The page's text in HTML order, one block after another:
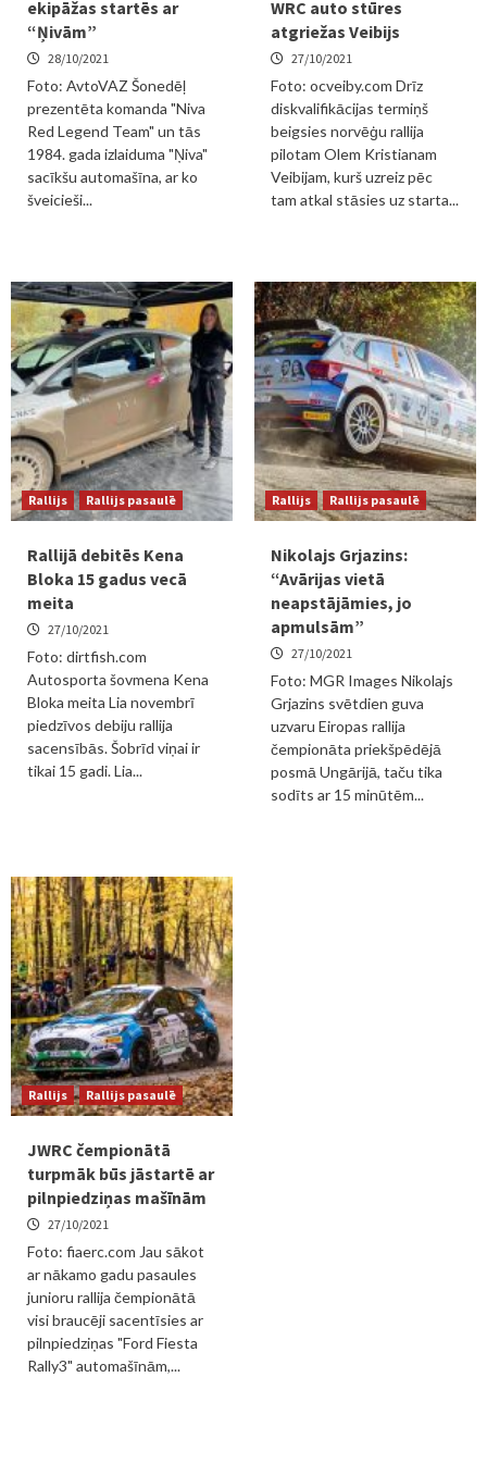
ekipāžas startēs ar
“Ņivām”
28/10/2021
Foto: AvtoVAZ Šonedēļ
prezentēta komanda "Niva
Red Legend Team" un tās
1984. gada izlaiduma "Ņiva"
sacīkšu automašīna, ar ko
šveicieši...
WRC auto stūres
atgriežas Veibijs
27/10/2021
Foto: ocveiby.com Drīz
diskvalifikācijas termiņš
beigsies norvēģu rallija
pilotam Olem Kristianam
Veibijam, kurš uzreiz pēc
tam atkal stāsies uz starta...
Rallijs Rallijs pasaulē
Rallijā debitēs Kena
Bloka 15 gadus vecā
meita
27/10/2021
Foto: dirtfish.com
Autosporta šovmena Kena
Bloka meita Lia novembrī
piedzīvos debiju rallija
sacensībās. Šobrīd viņai ir
tikai 15 gadi. Lia...
Rallijs Rallijs pasaulē
Nikolajs Grjazins:
“Avārijas vietā
neapstājāmies, jo
apmulsām”
27/10/2021
Foto: MGR Images Nikolajs
Grjazins svētdien guva
uzvaru Eiropas rallija
čempionāta priekšpēdējā
posmā Ungārijā, taču tika
sodīts ar 15 minūtēm...
Rallijs Rallijs pasaulē
JWRC čempionātā
turpmāk būs jāstartē ar
pilnpiedziņas mašīnām
27/10/2021
Foto: fiaerc.com Jau sākot
ar nākamo gadu pasaules
junioru rallija čempionātā
visi braucēji sacentīsies ar
pilnpiedziņas "Ford Fiesta
Rally3" automašīnām,...